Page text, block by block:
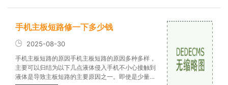
手机主板短路修一下多少钱
2025-08-30
手机主板短路的原因手机主板短路的原因多种多样，
主要可以归结为以下几点液体侵入手机不小心接触到
液体是导致主板短路的主要原因之一。即使是少量的